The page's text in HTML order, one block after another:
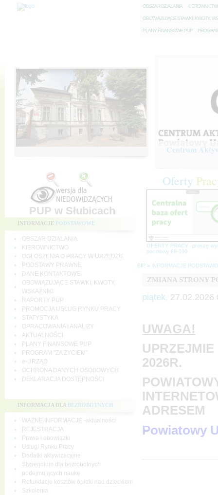
OBSZAR DZIAŁANIA K
OBOWIĄZUJĄCE STAWKI, KWOTY,
PLANY FINANSOWE PUP P
Centrum
PUP w Słubicach
INFORMACJE PODSTAWOWE
OBSZAR DZIAŁANIA
KIEROWNICTWO
OGŁOSZENIA O PRACY W URZĘDZIE
PODSTAWY PRAWNE
DANE KONTAKTOWE
OBOWIĄZUJĄCE STAWKI, KWOTY,
WSKAŹNIKI
RAPORTY PUP
PROMOCJA USŁUG RYNKU PRACY
STATYSTYKA
OPRACOWANIA I ANALIZY
AKTUALNOŚCI
PLANY FINANSOWE PUP
PROGRAM "ZA ŻYCIEM"
e-URZĄD
OCHRONA DANYCH OSOBOWYCH
DEKLARACJA DOSTĘPNOŚCI
INFORMACJA DLA BEZROBOTNYCH
WAŻNE INFORMACJE -aktualności
REJESTRACJA
Prawa i obowiązki
Usługi Rynku Pracy
Dodatki aktywizacyjne
Stypendium dla bezrobotnych
podejmujących naukę
Refundacje kosztów opieki nad dzieckiem
Szkolenia
Oferty
OFERTY PRACY -proszę
pocztowy 69-100
BIP » INFORMACJE
ZMIANA STRONY
piątek, 27.02.2026
UWAGA!
2026R.
ADRESEM
Powiatowy